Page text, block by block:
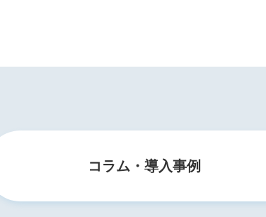
コラム・導入事例